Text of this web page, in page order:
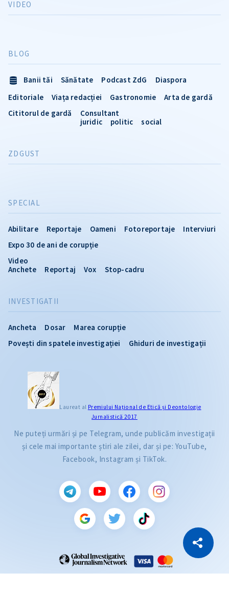
Copiază Link
INVESTIGATII
Ancheta Dosar
Marea corupție
Povești din spatele investigației
Ghiduri de investigații
VIDEO
SPECIAL
Abilitare Reportaje Oameni Fotoreportaje
Interviuri
Expo 30 de ani de corupție
Video
Anchete
Reportaj Vox Stop-cadru
BLOG
Banii tăi Sănătate Podcast ZdG
Diaspora
Editoriale
Viața redacției Gastronomie
Arta de gardă
Cititorul de gardă
Consultant
juridic
politic social
ZDGUST
Laureat al Premiului Naţional de Etică și Deontologie
Jurnalistică 2017
Ne puteți urmări și pe Telegram, unde publicăm investigații
și cele mai importante știri ale zilei, dar și pe: YouTube,
Facebook, Instagram și TikTok.